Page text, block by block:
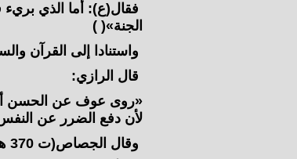
فقال(ع): أما الذي
الجنة»( )
واستنادا إلى القرآن
قال الرازي:
«روى عوف عن الحسن أنه
لأن دفع الضرر عن
وقال الجصاص(ت 370 هـ):